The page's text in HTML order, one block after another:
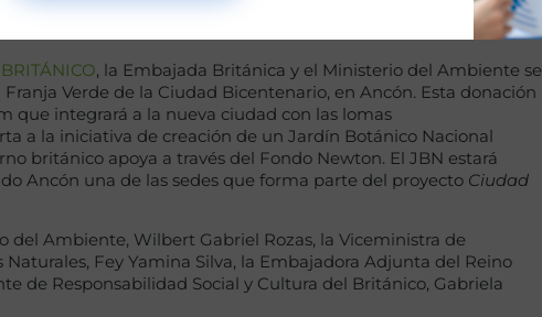
BRITÁNICO, la Embajada Británica y el Ministerio del Ambiente se
Verde de la Ciudad Bicentenario, en Ancón. Esta donación
que integrará a la nueva ciudad con las lomas
a la iniciativa de creación de un Jardín Botánico Nacional
británico apoya a través del Fondo Newton. El JBN estará
Ancón una de las sedes que forma parte del proyecto Ciudad
del Ambiente, Wilbert Gabriel Rozas, la Viceministra de
Naturales, Fey Yamina Silva, la Embajadora Adjunta del Reino
de Responsabilidad Social y Cultura del Británico, Gabriela